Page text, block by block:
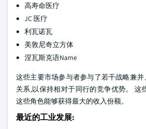
高寿命医疗
JC 医疗
利瓦诺瓦
美敦尼奇立方体
涅瓦斯克语Name
这些主要市场参与者参与了若干战略兼
关系,以保持相对于同行的竞争优势。 这
这些角色能够获得最大的收入份额。
最近的工业发展: